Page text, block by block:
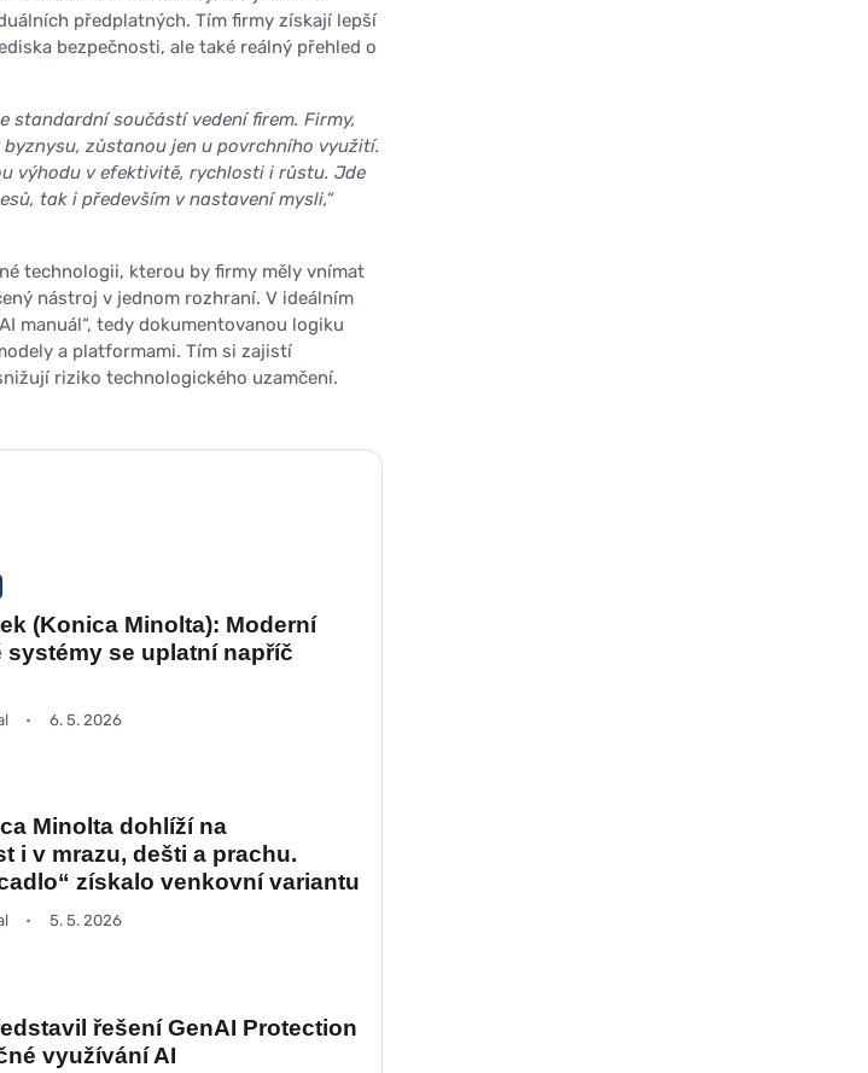
předplatných. Tím firmy získají lepší
bezpečnosti, ale také reálný přehled o
standardní součástí vedení firem. Firmy,
zůstanou jen u povrchního využití.
výhodu v efektivitě, rychlosti i růstu. Jde
tak i především v nastavení mysli,“
technologii, kterou by firmy měly vnímat
nástroj v jednom rozhraní. V ideálním
manuál“, tedy dokumentovanou logiku
a platformami. Tím si zajistí
riziko technologického uzamčení.
(Konica Minolta): Moderní
systémy se uplatní napříč
6. 5. 2026
Minolta dohlíží na
i v mrazu, dešti a prachu.
získalo venkovní variantu
5. 5. 2026
řešení GenAI Protection
využívání AI